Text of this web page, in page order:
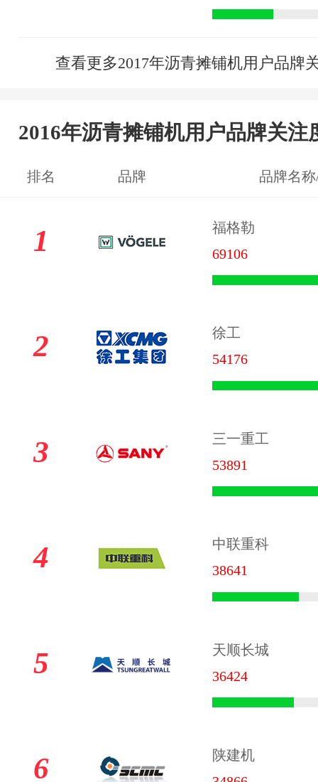
查看更多2017年沥青摊铺机用户品牌
2016年沥青摊铺机用户品牌关注
排名 品牌 品牌名
1
福格勒
69106
2
徐工
54176
3
三一重工
53891
4
中联重科
38641
5
天顺长城
36424
6
陕建机